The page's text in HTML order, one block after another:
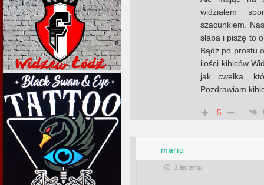
widziałem
szacunkiem.
słaba i piszę to
Bądź po prostu
ilości kibiców
jak cwelka,
Pozdrawiam
-5
mario
2 lat temu